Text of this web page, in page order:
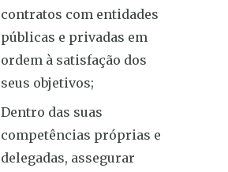
contratos com entidades
públicas e privadas em
ordem à satisfação dos
seus objetivos;
Dentro das suas
competências próprias e
delegadas, assegurar